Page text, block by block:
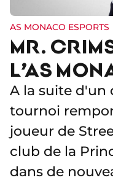
AS MONACO ESPORTS
MR.
L’AS
A la suite d'un
tournoi
joueur de
club de la
dans de